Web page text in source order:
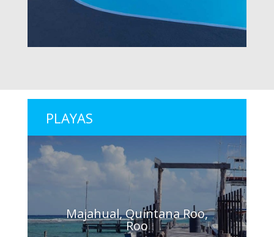
PLAYAS
Majahual, Quintana Roo,
Roo